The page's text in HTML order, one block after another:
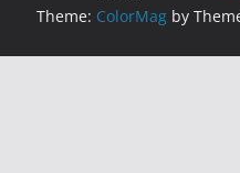
Theme: ColorMag by